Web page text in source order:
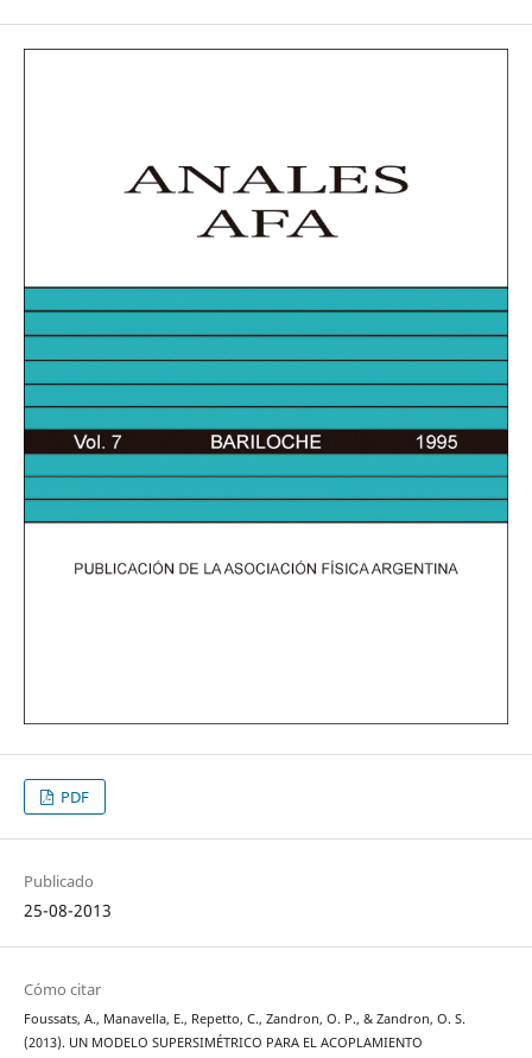
PDF
Publicado
25-08-2013
Cómo citar
Foussats, A., Manavella, E., Repetto, C., Zandron, O. P., & Zandron, O. S.
(2013). UN MODELO SUPERSIMÉTRICO PARA EL ACOPLAMIENTO